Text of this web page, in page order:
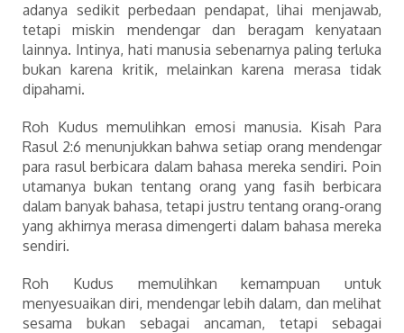
adanya sedikit perbedaan pendapat, lihai menjawab,
tetapi miskin mendengar dan beragam kenyataan
lainnya. Intinya, hati manusia sebenarnya paling terluka
bukan karena kritik, melainkan karena merasa tidak
dipahami.
Roh Kudus memulihkan emosi manusia. Kisah Para
Rasul 2:6 menunjukkan bahwa setiap orang mendengar
para rasul berbicara dalam bahasa mereka sendiri. Poin
utamanya bukan tentang orang yang fasih berbicara
dalam banyak bahasa, tetapi justru tentang orang-orang
yang akhirnya merasa dimengerti dalam bahasa mereka
sendiri.
Roh Kudus memulihkan kemampuan untuk
menyesuaikan diri, mendengar lebih dalam, dan melihat
sesama bukan sebagai ancaman, tetapi sebagai